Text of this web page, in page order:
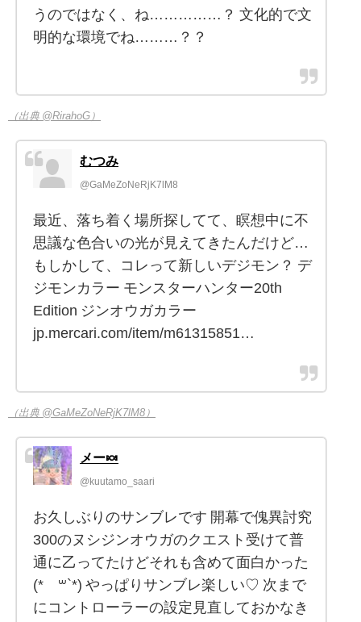
うのではなく、ね……………？ 文化的で文
明的な環境でね………？？
（出典 @RirahoG）
むつみ
@GaMeZoNeRjK7lM8
最近、落ち着く場所探してて、瞑想中に不
思議な色合いの光が見えてきたんだけど…
もしかして、コレって新しいデジモン？ デ
ジモンカラー モンスターハンター20th
Edition ジンオウガカラー
jp.mercari.com/item/m61315851…
（出典 @GaMeZoNeRjK7lM8）
メー🍬
@kuutamo_saari
お久しぶりのサンブレです 開幕で傀異討究
300のヌシジンオウガのクエスト受けて普
通に乙ってたけどそれも含めて面白かった
(*´꒳`*) やっぱりサンブレ楽しい♡ 次まで
にコントローラーの設定見直しておかなき